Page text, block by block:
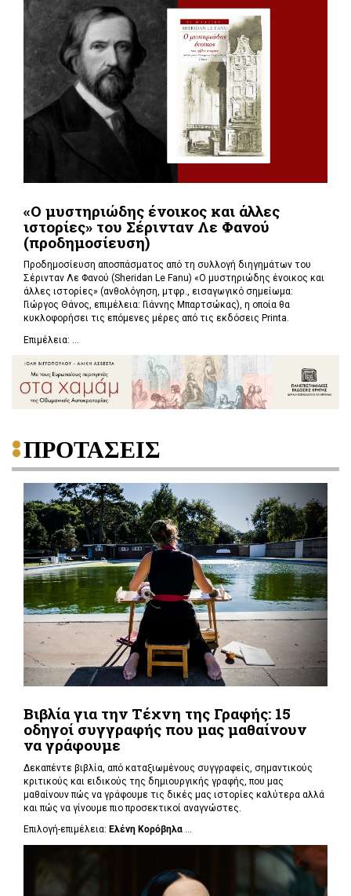
«Ο μυστηριώδης ένοικος και άλλες
ιστορίες» του Σέρινταν Λε Φανού
(προδημοσίευση)
Προδημοσίευση αποσπάσματος από τη συλλογή διηγημάτων του
Σέρινταν Λε Φανού (Sheridan Le Fanu) «Ο μυστηριώδης ένοικος και
άλλες ιστορίες» (ανθολόγηση, μτφρ., εισαγωγικό σημείωμα:
Γιώργος Θάνος, επιμέλεια: Γιάννης Μπαρτσώκας), η οποία θα
κυκλοφορήσει τις επόμενες μέρες από τις εκδόσεις Printa.
Επιμέλεια: ...
ΠΡΟΤΑΣΕΙΣ
Βιβλία για την Τέχνη της Γραφής: 15
οδηγοί συγγραφής που μας μαθαίνουν
να γράφουμε
Δεκαπέντε βιβλία, από καταξιωμένους συγγραφείς, σημαντικούς
κριτικούς και ειδικούς της δημιουργικής γραφής, που μας
μαθαίνουν πώς να γράφουμε τις δικές μας ιστορίες καλύτερα αλλά
και πώς να γίνουμε πιο προσεκτικοί αναγνώστες.
Επιλογή-επιμέλεια: Ελένη Κορόβηλα ...